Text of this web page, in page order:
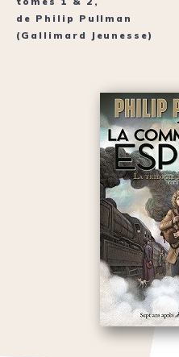
de Philip Pullman
(Gallimard Jeunesse)